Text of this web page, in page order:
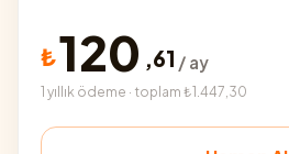
₺120 ,61 / ay
1 yıllık ödeme · toplam ₺1.447,30